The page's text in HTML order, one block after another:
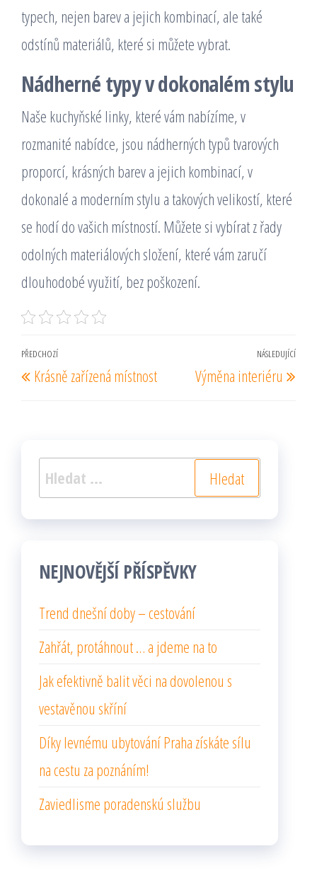
typech, nejen barev a jejich kombinací, ale také
odstínů materiálů, které si můžete vybrat.
Nádherné typy v dokonalém stylu
Naše kuchyňské linky, které vám nabízíme, v
rozmanité nabídce, jsou nádherných typů tvarových
proporcí, krásných barev a jejich kombinací, v
dokonalé a moderním stylu a takových velikostí, které
se hodí do vašich místností. Můžete si vybírat z řady
odolných materiálových složení, které vám zaručí
dlouhodobé využití, bez poškození.
Navigace
pro
Předchozí
příspěvek
PŘEDCHOZÍ
Krásně zařízená místnost
NÁSLEDUJÍCÍ
Výměna interiéru
Vyhledávání
NEJNOVĚJŠÍ PŘÍSPĚVKY
Trend dnešní doby – cestování
Zahřát, protáhnout … a jdeme na to
Jak efektivně balit věci na dovolenou s
vestavěnou skříní
Díky levnému ubytování Praha získáte sílu
na cestu za poznáním!
Zaviedlisme poradenskú službu